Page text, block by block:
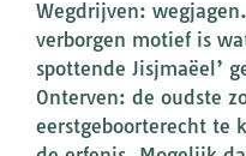
Wegdrijven:
verborgen motief is
spottende Jisjmaëel’
Onterven: de oudste
eerstgeboorterecht te